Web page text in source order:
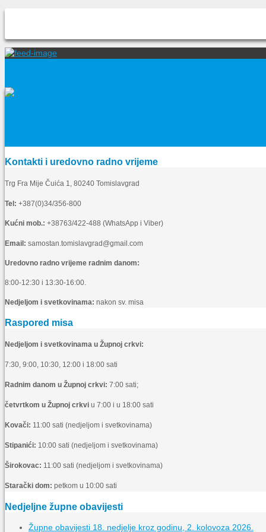
Kontakti i uredovno radno vrijeme
Trg Fra Mije Čuića 1, 80240 Tomislavgrad
Tel: +387(0)34/356-800
Kućni mob.: +38763/422-488 (WhatsApp i Viber)
Email: samostan.tomislavgrad@gmail.com
Uredovno radno vrijeme radnim danom:
8:00-12:30 i 13:30-16:00.
Nedjeljom i svetkovinama: nakon sv. misa
Raspored misa
Nedjeljom i svetkovinama u Župnoj crkvi:
7:30, 9:00, 10:30, 12:00 i 18:00 sati
Radnim danom u Župnoj crkvi: 7:00 sati;
četvrtkom u Župnoj crkvi u 7:00 i u 18:00 sati
Kovači: 11:00 sati (nedjeljom i svetkovinama)
Stipanići: 10:00 sati (nedjeljom i svetkovinama)
Širokovac: 11:00 sati (nedjeljom i svetkovinama)
Starački dom: petkom u 10:00 sati
Nedjeljne župne obavijesti
Župne obavijesti 18. nedjelje kroz godinu, 2. kolovoza 2026.